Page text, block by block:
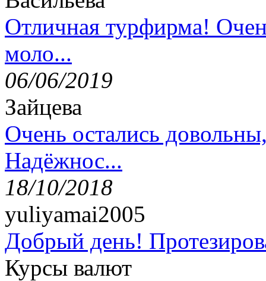
Отличная турфирма!
моло...
06/06/2019
Зайцева
Очень остались
Надёжнос...
18/10/2018
yuliyamai2005
Добрый день!
Курсы валют